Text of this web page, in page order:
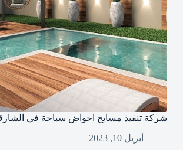
شركة تنفيذ مسابح احواض سباحة في الشارقة
أبريل 10, 2023